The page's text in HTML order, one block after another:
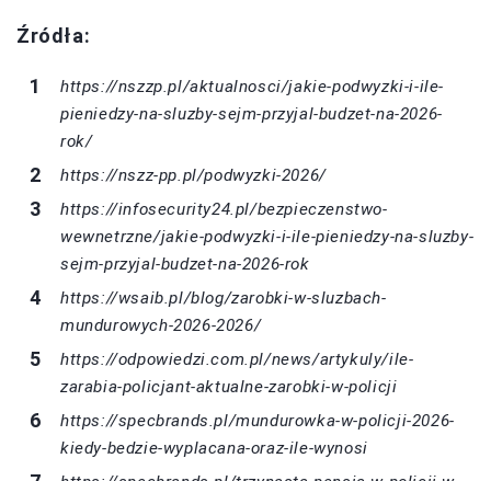
Źródła:
https://nszzp.pl/aktualnosci/jakie-podwyzki-i-ile-
pieniedzy-na-sluzby-sejm-przyjal-budzet-na-2026-
rok/
https://nszz-pp.pl/podwyzki-2026/
https://infosecurity24.pl/bezpieczenstwo-
wewnetrzne/jakie-podwyzki-i-ile-pieniedzy-na-sluzby-
sejm-przyjal-budzet-na-2026-rok
https://wsaib.pl/blog/zarobki-w-sluzbach-
mundurowych-2026-2026/
https://odpowiedzi.com.pl/news/artykuly/ile-
zarabia-policjant-aktualne-zarobki-w-policji
https://specbrands.pl/mundurowka-w-policji-2026-
kiedy-bedzie-wyplacana-oraz-ile-wynosi